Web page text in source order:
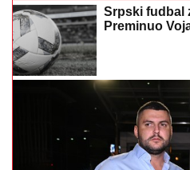
Srpski fudbal
Preminuo